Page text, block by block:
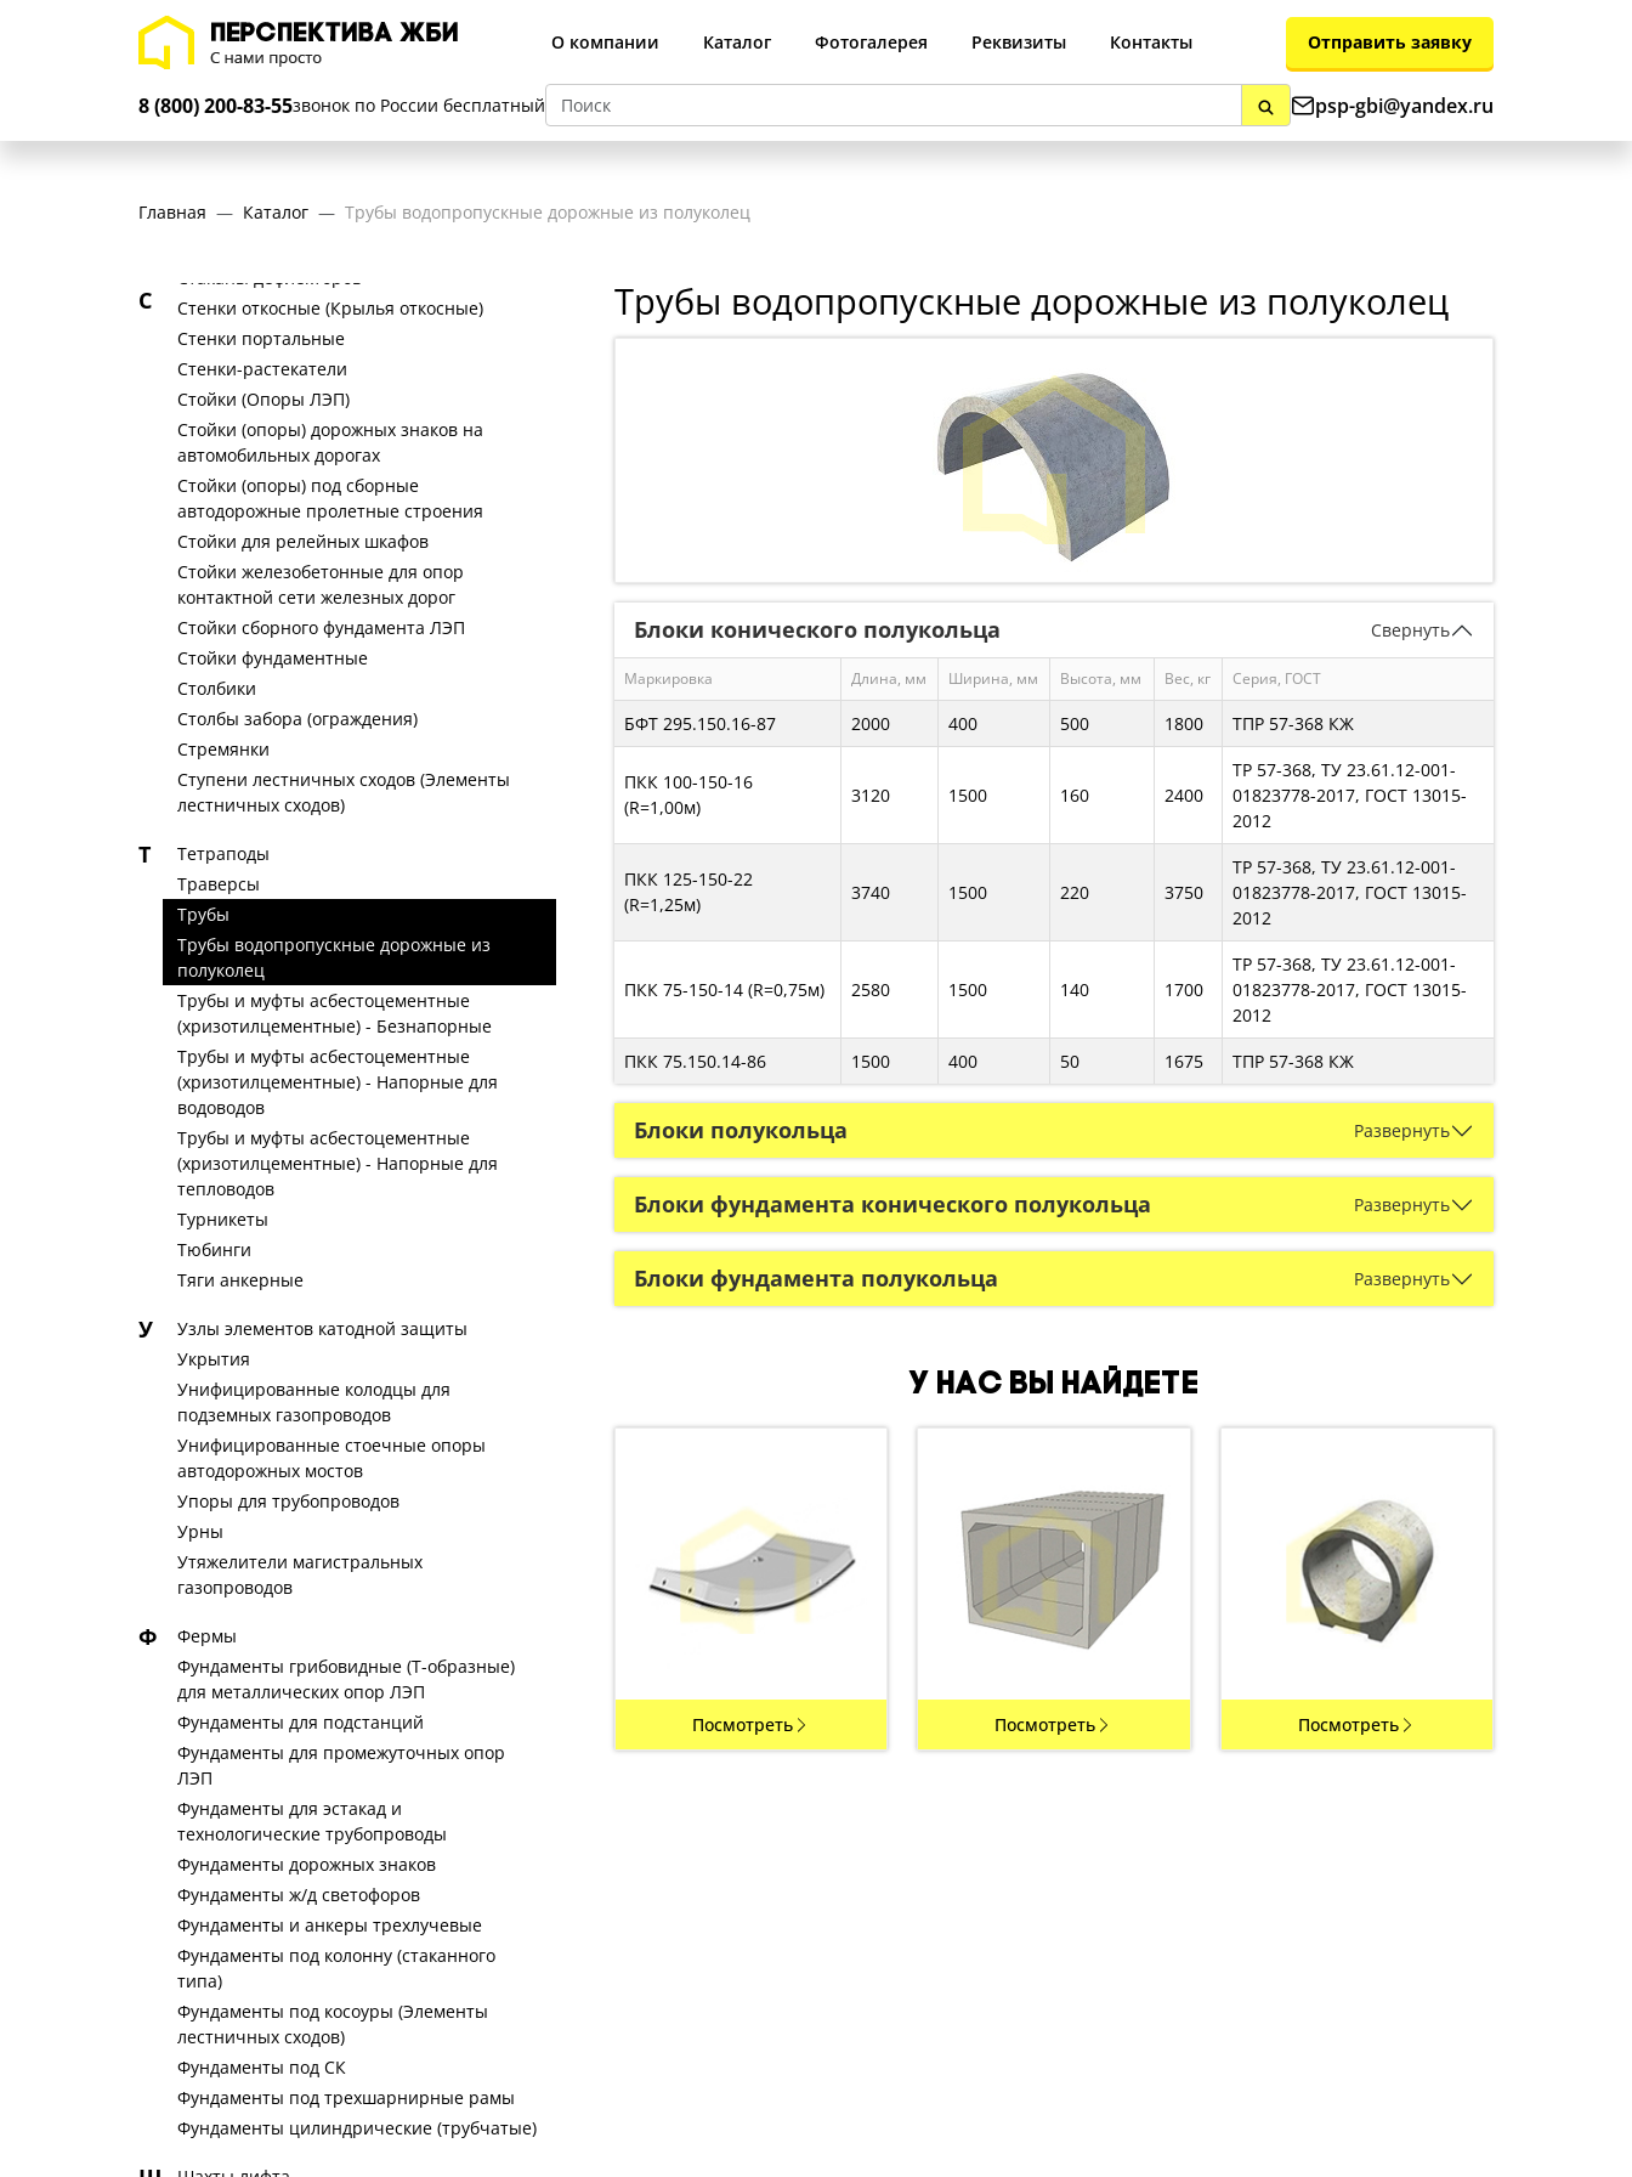
О компании Каталог Фотогалерея Реквизиты Контакты Отправить заявку
8 (800) 200-83-55звонок по России бесплатный psp-gbi@yandex.ru
Главная Каталог Трубы водопропускные дорожные из полуколец
Р
Розетки для пикетных столбов
Ростверки
С
Сборные железобетонные конструкции
Сегменты и вставки
Стаканы дефлекторов
Стенки откосные (Крылья откосные)
Стенки портальные
Стенки-растекатели
Стойки (Опоры ЛЭП)
Стойки (опоры) дорожных знаков на
автомобильных дорогах
Стойки (опоры) под сборные
автодорожные пролетные строения
Стойки для релейных шкафов
Стойки железобетонные для опор
контактной сети железных дорог
Стойки сборного фундамента ЛЭП
Стойки фундаментные
Столбики
Столбы забора (ограждения)
Стремянки
Ступени лестничных сходов (Элементы
лестничных сходов)
Т
Тетраподы
Траверсы
Трубы
Трубы водопропускные дорожные из
полуколец
Трубы и муфты асбестоцементные
(хризотилцементные) - Безнапорные
Трубы и муфты асбестоцементные
(хризотилцементные) - Напорные для
водоводов
Трубы и муфты асбестоцементные
(хризотилцементные) - Напорные для
тепловодов
Турникеты
Тюбинги
Тяги анкерные
У
Узлы элементов катодной защиты
Укрытия
Унифицированные колодцы для
подземных газопроводов
Унифицированные стоечные опоры
автодорожных мостов
Упоры для трубопроводов
Урны
Утяжелители магистральных
газопроводов
Ф
Фермы
Фундаменты грибовидные (Т-образные)
для металлических опор ЛЭП
Фундаменты для подстанций
Фундаменты для промежуточных опор
ЛЭП
Фундаменты для эстакад и
технологические трубопроводы
Фундаменты дорожных знаков
Фундаменты ж/д светофоров
Фундаменты и анкеры трехлучевые
Фундаменты под колонну (стаканного
типа)
Фундаменты под косоуры (Элементы
лестничных сходов)
Фундаменты под СК
Фундаменты под трехшарнирные рамы
Фундаменты цилиндрические (трубчатые)
Трубы водопропускные дорожные из полуколец
Блоки конического полукольца Свернуть
Маркировка Длина, мм Ширина, мм Высота, мм Вес, кг Серия, ГОСТ
БФТ 295.150.16-87 2000 400 500 1800 ТПР 57-368 КЖ
ПКК 100-150-16
(R=1,00м)
3120 1500 160 2400
ТР 57-368, ТУ 23.61.12-001-
01823778-2017, ГОСТ 13015-
2012
ПКК 125-150-22
(R=1,25м)
3740 1500 220 3750
ТР 57-368, ТУ 23.61.12-001-
01823778-2017, ГОСТ 13015-
2012
ПКК 75-150-14 (R=0,75м) 2580 1500 140 1700
ТР 57-368, ТУ 23.61.12-001-
01823778-2017, ГОСТ 13015-
2012
ПКК 75.150.14-86
1500 400 50 1675 ТПР 57-368 КЖ
Блоки полукольца Развернуть
Блоки фундамента конического полукольца Развернуть
Блоки фундамента полукольца Развернуть
У нас вы найдете
Посмотреть Посмотреть Посмотреть